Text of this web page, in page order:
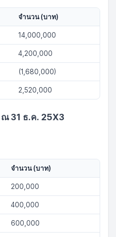
จำนวน (บาท)
14,000,000
4,200,000
(1,680,000)
2,520,000
ณ 31 ธ.ค. 25X3
จำนวน (บาท)
200,000
400,000
600,000